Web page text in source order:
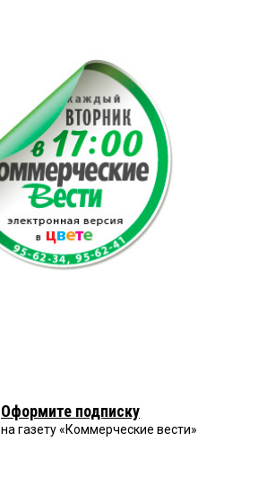
Оформите подписку
на газету «Коммерческие вести»